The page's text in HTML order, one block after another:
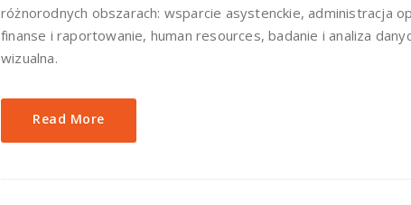
różnorodnych obszarach: wsparcie asystenckie, administracja
finanse i raportowanie, human resources, badanie i analiza
wizualna.
Read More